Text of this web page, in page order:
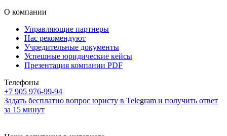
О компании
Управляющие партнеры
Нас рекомендуют
Учредительные документы
Успешные юридические кейсы
Презентация компании PDF
Телефоны
+7 905 976-99-94
Задать бесплатно вопрос юристу в Telegram и получить ответ
за 15 минут